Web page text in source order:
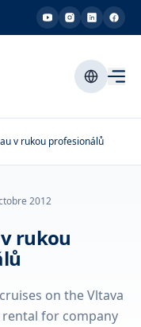
v rukou profesionálů
2012
rukou
on the Vltava
rental for company